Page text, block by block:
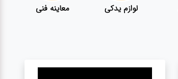
لوازم یدکی معاینه فنی